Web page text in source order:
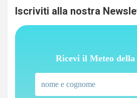
Iscriviti alla nostra
Ricevi il Meteo